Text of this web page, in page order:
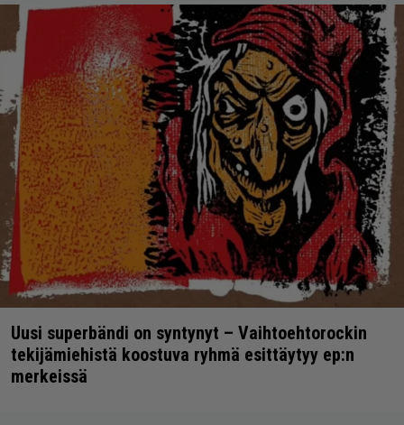
Uusi superbändi on syntynyt – Vaihtoehtorockin
tekijämiehistä koostuva ryhmä esittäytyy ep:n
merkeissä